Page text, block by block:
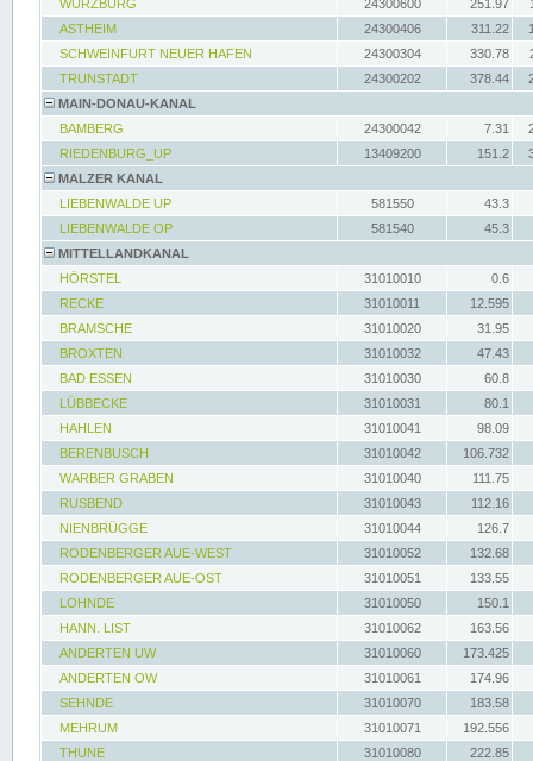
WÜRZBURG 24300600 251.97
ASTHEIM
24300406 311.22
SCHWEINFURT NEUER HAFEN
24300304 330.78
TRUNSTADT
24300202 378.44
MAIN-DONAU-KANAL
BAMBERG
24300042 7.31
RIEDENBURG_UP
13409200 151.2
MALZER KANAL
LIEBENWALDE UP
581550
43.3
LIEBENWALDE OP
581540
45.3
MITTELLANDKANAL
HÖRSTEL
31010010
0.6
RECKE
31010011
12.595
BRAMSCHE
31010020
31.95
BROXTEN
31010032
47.43
BAD ESSEN
31010030
60.8
LÜBBECKE
31010031
80.1
HAHLEN
31010041
98.09
BERENBUSCH
31010042
106.732
WARBER GRABEN
31010040
111.75
RUSBEND
31010043
112.16
NIENBRÜGGE
31010044
126.7
RODENBERGER AUE-WEST
31010052
132.68
RODENBERGER AUE-OST
31010051
133.55
LOHNDE
31010050
150.1
HANN. LIST
31010062
163.56
ANDERTEN UW
31010060
173.425
ANDERTEN OW
31010061
174.96
SEHNDE
31010070
183.58
MEHRUM
31010071
192.556
THUNE
31010080
222.85